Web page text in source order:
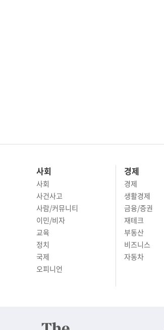
사회
사회
사건사고
사람/커뮤니티
이민/비자
교육
정치
국제
오피니언
경제
경제
생활경제
금융/증권
재테크
부동산
비즈니스
자동차